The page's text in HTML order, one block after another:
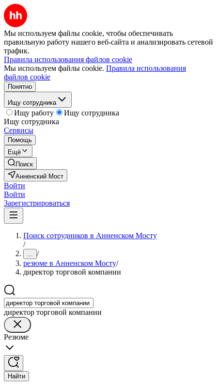
Мы используем файлы cookie, чтобы обеспечивать
правильную работу нашего веб-сайта и анализировать сетевой
трафик.
Правила использования файлов cookie
Мы используем файлы cookie. Правила использования
файлов cookie
Понятно
Ищу сотрудника
Ищу работу
Ищу сотрудника
Ищу сотрудника
Сервисы
Помощь
Ещё
Поиск
Анненский Мост
Войти
Войти
Зарегистрироваться
Поиск сотрудников в Анненском Мосту
/
... /
резюме в Анненском Мосту/
директор торговой компании
директор торговой компании
Резюме
Найти